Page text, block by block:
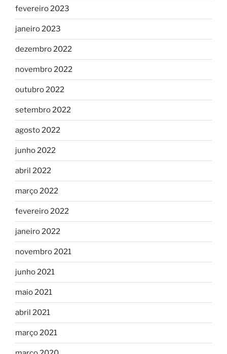
fevereiro 2023
janeiro 2023
dezembro 2022
novembro 2022
outubro 2022
setembro 2022
agosto 2022
junho 2022
abril 2022
março 2022
fevereiro 2022
janeiro 2022
novembro 2021
junho 2021
maio 2021
abril 2021
março 2021